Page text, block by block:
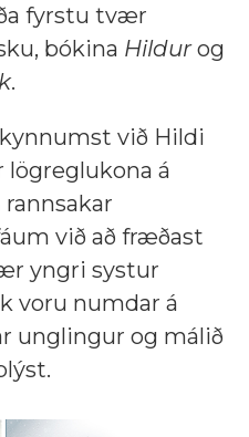
fyrstu tvær
bókina Hildurog
.
við Hildi
á
rannsakar
við að fræðast
yngri systur
voru numdar á
unglingur og málið